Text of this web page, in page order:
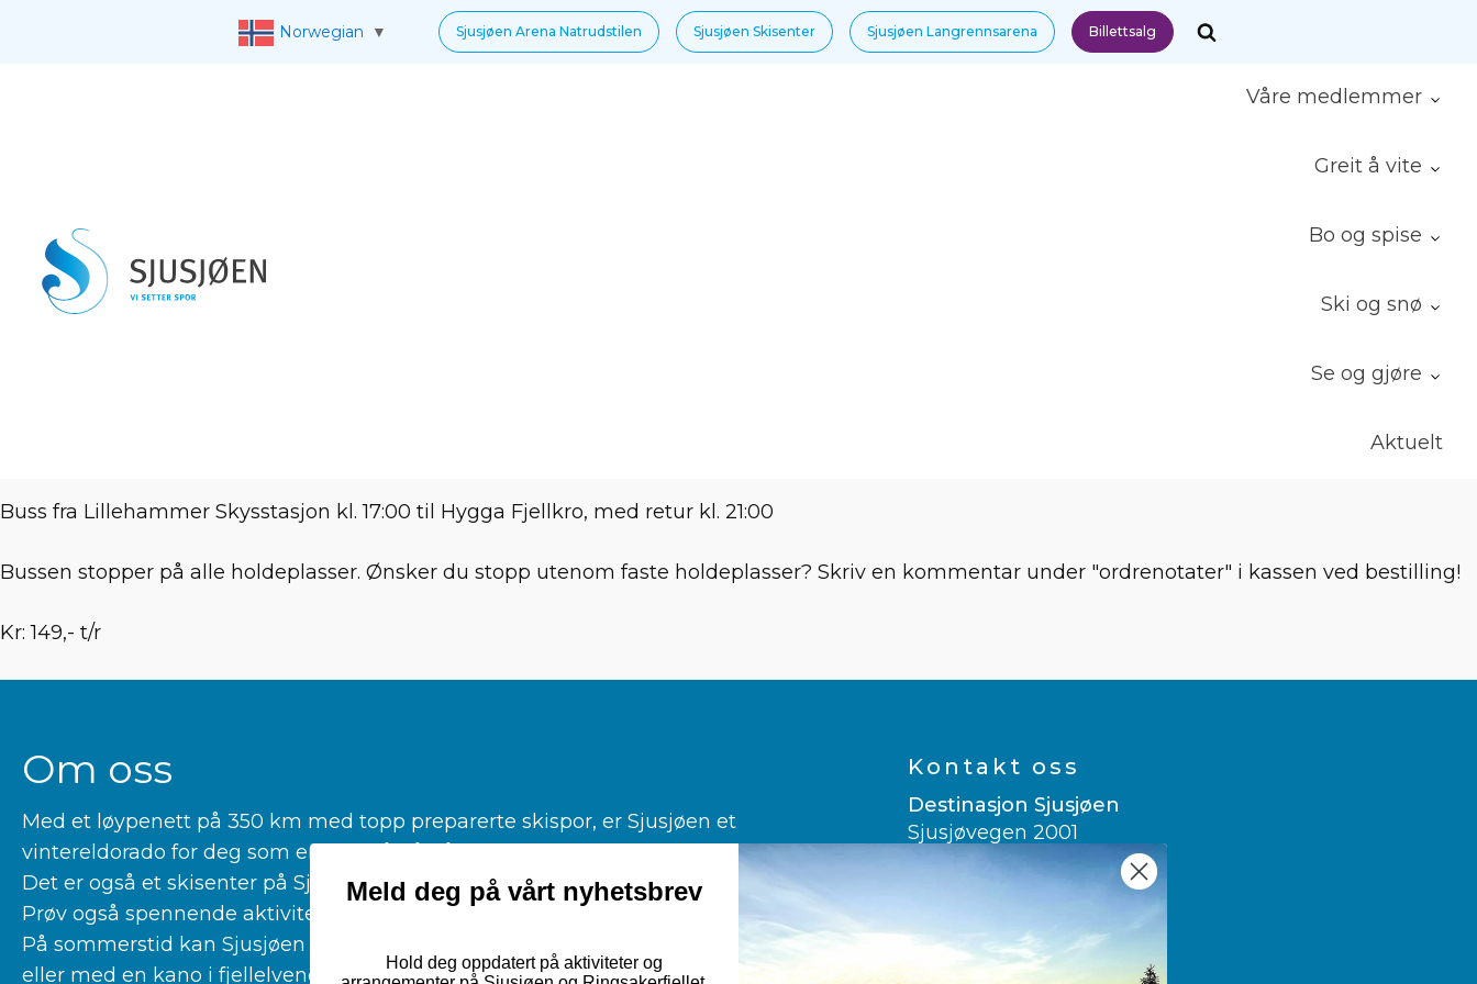
Norwegian ▼ Sjusjøen Arena Natrudstilen Sjusjøen Skisenter Sjusjøen Langrennsarena Billettsalg
Aktuelt
Se og gjøre
Ski og snø
Bo og spise
Greit å vite
Våre medlemmer
Buss fra Lillehammer Skysstasjon kl. 17:00 til Hygga Fjellkro, med retur kl. 21:00
Bussen stopper på alle holdeplasser. Ønsker du stopp utenom faste holdeplasser? Skriv en kommentar under "ordrenotater" i kassen ved bestilling!
Kr: 149,- t/r
Om oss
Med et løypenett på 350 km med topp preparerte skispor, er Sjusjøen et
vintereldorado for deg som er glad i å gå på langrenn.
Det er også et skisenter på Sjusjøen for deg som er glad i alpint.
Prøv også spennende aktiviteter som kiting, hundekjøring og kanefart!
På sommerstid kan Sjusjøen by på fantastiske turmuligheter til fots, på sykkelsetet
eller med en kano i fjellelvene våre.
Kontakt oss
Destinasjon Sjusjøen
Sjusjøvegen 2001
2612 Sjusjøen
post@visitsjusjoen.no
Meld deg på vårt nyhetsbrev
Hold deg oppdatert på aktiviteter og